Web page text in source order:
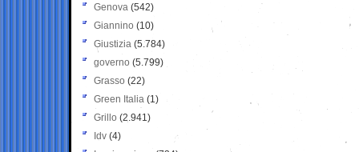
Genova (542)
Giannino (10)
Giustizia (5.784)
governo (5.799)
Grasso (22)
Green Italia (1)
Grillo (2.941)
Idv (4)